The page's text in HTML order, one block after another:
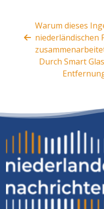
Warum dieses
niederländischen
Durch Smart